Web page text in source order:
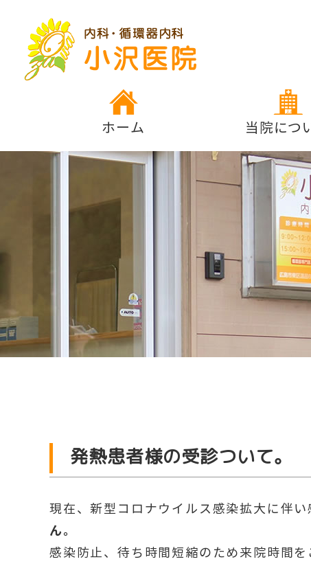
ホーム 当院につ
発熱患者様の受診ついて。
現在、新型コロナウイルス感染拡大に伴
ん。
感染防止、待ち時間短縮のため来院時間